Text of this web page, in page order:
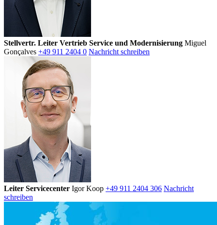
Stellvertr. Leiter Vertrieb Service und Modernisierung Miguel
Gonçalves +49 911 2404 0 Nachricht schreiben
Leiter Servicecenter Igor Koop +49 911 2404 306 Nachricht
schreiben